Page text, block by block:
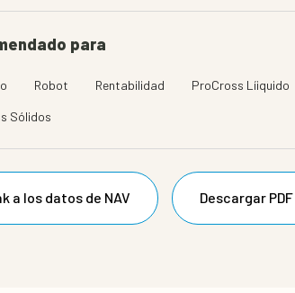
para
Robot Rentabilidad ProCross Líiquido
Sólidos
a los datos de NAV Descargar PDF